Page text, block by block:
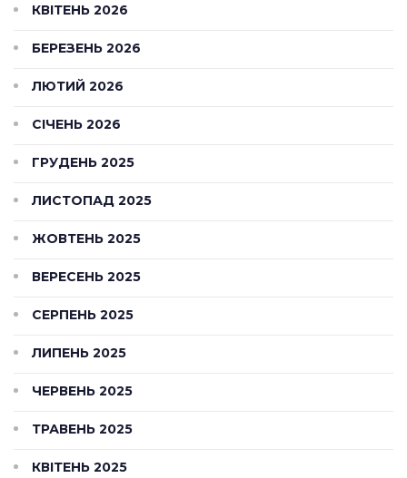
КВІТЕНЬ 2026
БЕРЕЗЕНЬ 2026
ЛЮТИЙ 2026
СІЧЕНЬ 2026
ГРУДЕНЬ 2025
ЛИСТОПАД 2025
ЖОВТЕНЬ 2025
ВЕРЕСЕНЬ 2025
СЕРПЕНЬ 2025
ЛИПЕНЬ 2025
ЧЕРВЕНЬ 2025
ТРАВЕНЬ 2025
КВІТЕНЬ 2025